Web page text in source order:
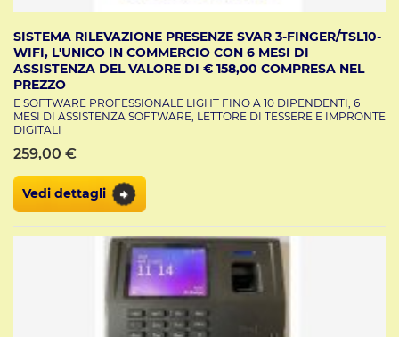
SISTEMA RILEVAZIONE PRESENZE SVAR 3-FINGER/TSL10-
WIFI, L'UNICO IN COMMERCIO CON 6 MESI DI
ASSISTENZA DEL VALORE DI € 158,00 COMPRESA NEL
PREZZO
E SOFTWARE PROFESSIONALE LIGHT FINO A 10 DIPENDENTI, 6
MESI DI ASSISTENZA SOFTWARE, LETTORE DI TESSERE E IMPRONTE
DIGITALI
259,00 €
Vedi dettagli